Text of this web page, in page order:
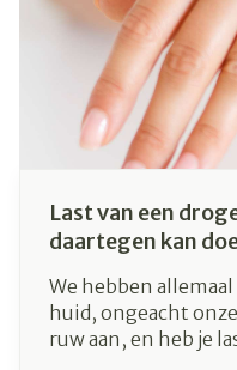
Last van een
daartegen kan
We hebben
huid, ongeacht
ruw aan, en heb je